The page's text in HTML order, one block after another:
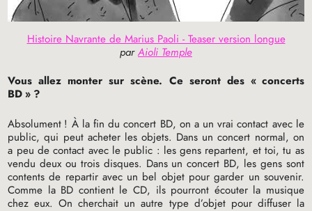
Histoire Navrante de Marius Paoli - Teaser version longue
parAioli Temple
Vous allez monter sur scène. Ce seront des « concerts
BD» ?
Absolument ! À la fin du concert BD, on a un vrai contact avec le
public, qui peut acheter les objets. Dans un concert normal, on
a peu de contact avec le public : les gens repartent, et toi, tu as
vendu deux ou trois disques. Dans un concert BD, les gens sont
contents de repartir avec un bel objet pour garder un souvenir.
Comme la BD contient leCD, ils pourront écouter la musique
chez eux. On cherchait un autre type d’objet pour diffuser la